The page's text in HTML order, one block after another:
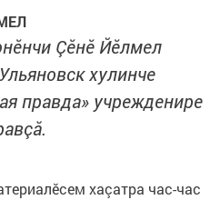
Çӗнӗ Йӗлмел
хулинче
правда» учрежденире
хаçатра час-час